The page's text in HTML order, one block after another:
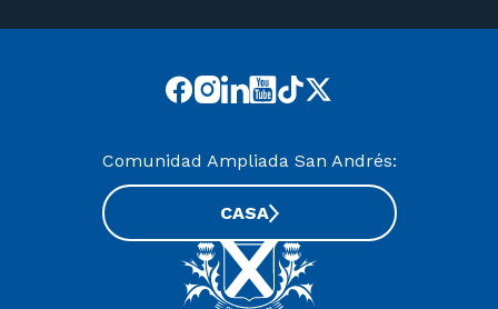
Comunidad Ampliada San Andrés:
CASA